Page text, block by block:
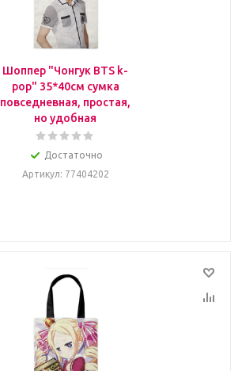
Шоппер "Чонгук BTS k-
pop" 35*40см сумка
повседневная, простая,
но удобная
Достаточно
Артикул: 77404202